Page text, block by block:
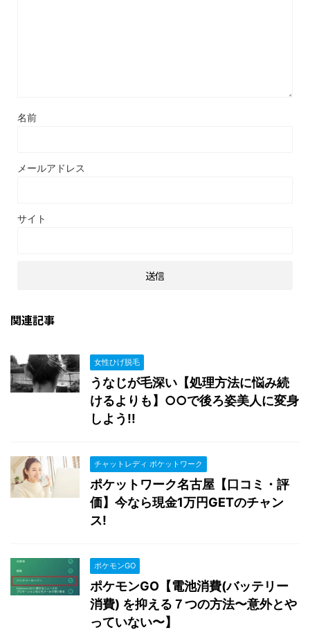
名前
メールアドレス
サイト
関連記事
女性ひげ脱毛
うなじが毛深い【処理方法に悩み続
けるよりも】○○で後ろ姿美人に変身
しよう!!
チャットレディ ポケットワーク
ポケットワーク名古屋【口コミ・評
価】今なら現金1万円GETのチャン
ス!
ポケモンGO
ポケモンGO【電池消費(バッテリー
消費) を抑える７つの方法〜意外とや
っていない〜】